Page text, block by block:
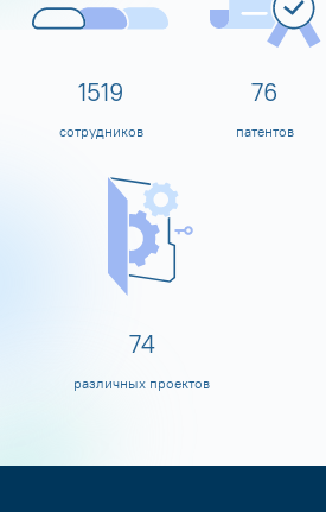
1600
сотрудников
80
патентов
80
различных проектов